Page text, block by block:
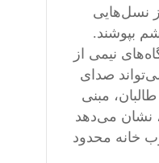
نسل‌هایی
بپوشند.
نیمی از
صدای
مبنی
نشان می‌دهد
خانه محدود